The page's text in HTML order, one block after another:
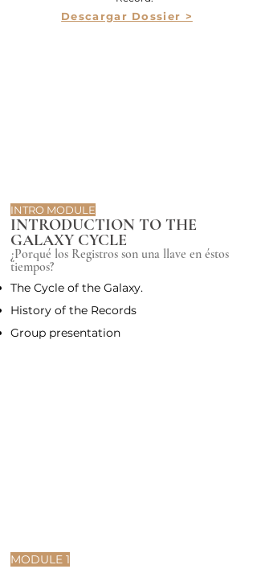
Descargar Dossier >
INTRO MODULE
INTRODUCTION TO THE
GALAXY CYCLE
The Cycle of the Galaxy.
History of the Records
Group presentation
¿Porqué los Registros son una llave en éstos
tiempos?
MODULE 1